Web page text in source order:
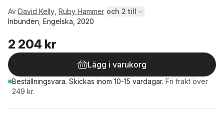
Av David Kelly Ruby Hammer och 2 till
Inbunden, Engelska, 2020
2 204 kr
Lägg i varukorg
Beställningsvara. Skickas inom 10-15 vardagar. Fri frakt över
249 kr.